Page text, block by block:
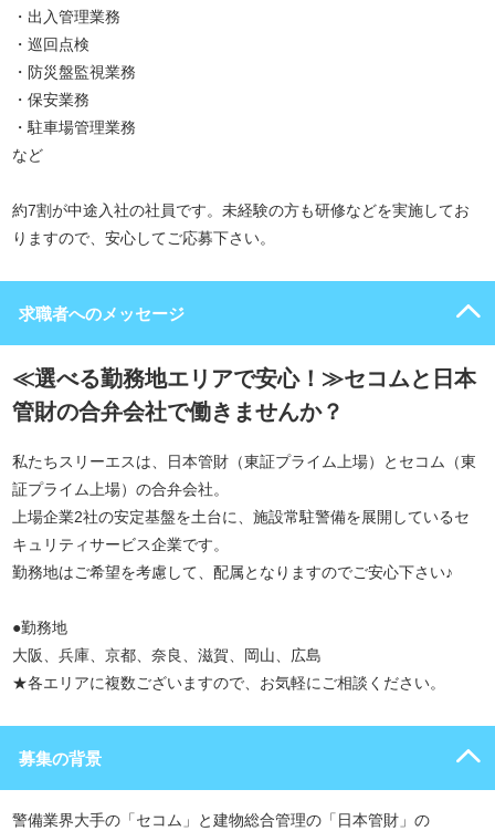
・出入管理業務
・巡回点検
・防災盤監視業務
・保安業務
・駐車場管理業務
など
約7割が中途入社の社員です。未経験の方も研修などを実施してお
りますので、安心してご応募下さい。
求職者へのメッセージ
≪選べる勤務地エリアで安心！≫セコムと日本
管財の合弁会社で働きませんか？
私たちスリーエスは、日本管財（東証プライム上場）とセコム（東
証プライム上場）の合弁会社。
上場企業2社の安定基盤を土台に、施設常駐警備を展開しているセ
キュリティサービス企業です。
勤務地はご希望を考慮して、配属となりますのでご安心下さい♪
●勤務地
大阪、兵庫、京都、奈良、滋賀、岡山、広島
★各エリアに複数ございますので、お気軽にご相談ください。
募集の背景
警備業界大手の「セコム」と建物総合管理の「日本管財」の